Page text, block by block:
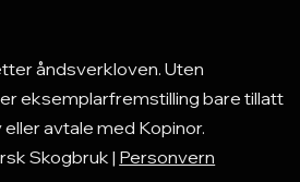
åndsverkloven. Uten
eksemplarfremstilling bare tillatt
avtale med Kopinor.
Skogbruk | Personvern